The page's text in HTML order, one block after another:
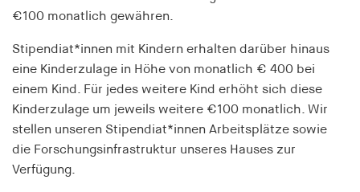
€100 monatlich gewähren.
Stipendiat*innen mit Kindern erhalten darüber hinaus
eine Kinderzulage in Höhe von monatlich € 400 bei
einem Kind. Für jedes weitere Kind erhöht sich diese
Kinderzulage um jeweils weitere €100 monatlich. Wir
stellen unseren Stipendiat*innen Arbeitsplätze sowie
die Forschungsinfrastruktur unseres Hauses zur
Verfügung.
Name:
cookie_consent
Anbieter:
his-online.de
Zweck: